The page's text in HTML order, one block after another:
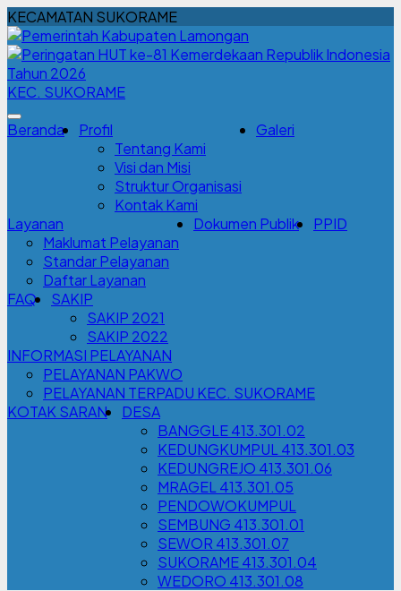
KECAMATAN SUKORAME
KEC. SUKORAME
Beranda
Profil
Tentang Kami
Visi dan Misi
Struktur Organisasi
Kontak Kami
Galeri
Layanan
Maklumat Pelayanan
Standar Pelayanan
Daftar Layanan
Dokumen Publik PPID
FAQ
SAKIP
SAKIP 2021
SAKIP 2022
INFORMASI PELAYANAN
PELAYANAN PAKWO
PELAYANAN TERPADU KEC. SUKORAME
KOTAK SARAN
DESA
BANGGLE 413.301.02
KEDUNGKUMPUL 413.301.03
KEDUNGREJO 413.301.06
MRAGEL 413.301.05
PENDOWOKUMPUL
SEMBUNG 413.301.01
SEWOR 413.301.07
SUKORAME 413.301.04
WEDORO 413.301.08